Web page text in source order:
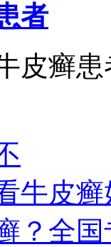
者
皮癣
牛皮
？全